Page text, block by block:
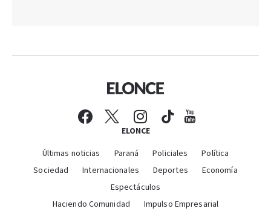
ELONCE
Últimas noticias Paraná Policiales
Política
Sociedad
Internacionales Deportes
Economía
Espectáculos
Haciendo Comunidad
Impulso Empresarial